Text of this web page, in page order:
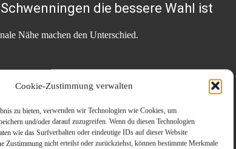
Cookie-Zustimmung verwalten
zu bieten, verwenden wir Technologien wie Cookies, um
und/oder darauf zuzugreifen. Wenn du diesen Technologien
wie das Surfverhalten oder eindeutige IDs auf dieser Website
Zustimmung nicht erteilst oder zurückziehst, können bestimmte Merkmale
die bessere Wahl ist
Nähe machen den Unterschied.
und Umgebung